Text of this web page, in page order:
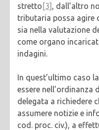
stretto [3] , dall’altro
tributaria possa agire
sia nella valutazione
come organo
indagini.
In quest’ultimo caso
essere nell’ordinanza
delegata a richiedere
assumere notizie e
cod. proc. civ.), a